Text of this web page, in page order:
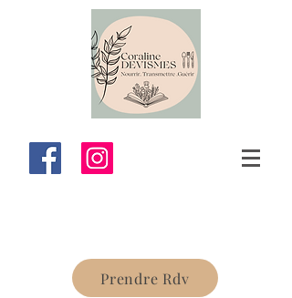
Prendre Rdv